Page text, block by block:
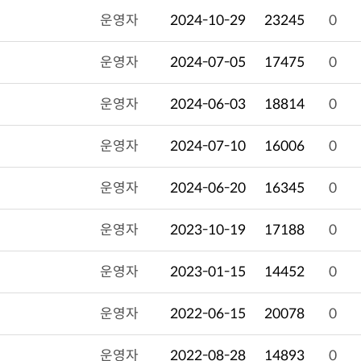
운영자 2024-10-29 23245 0
운영자 2024-07-05 17475 0
운영자 2024-06-03 18814 0
운영자 2024-07-10 16006 0
운영자 2024-06-20 16345 0
운영자 2023-10-19 17188 0
운영자 2023-01-15 14452 0
운영자 2022-06-15 20078 0
운영자 2022-08-28 14893 0